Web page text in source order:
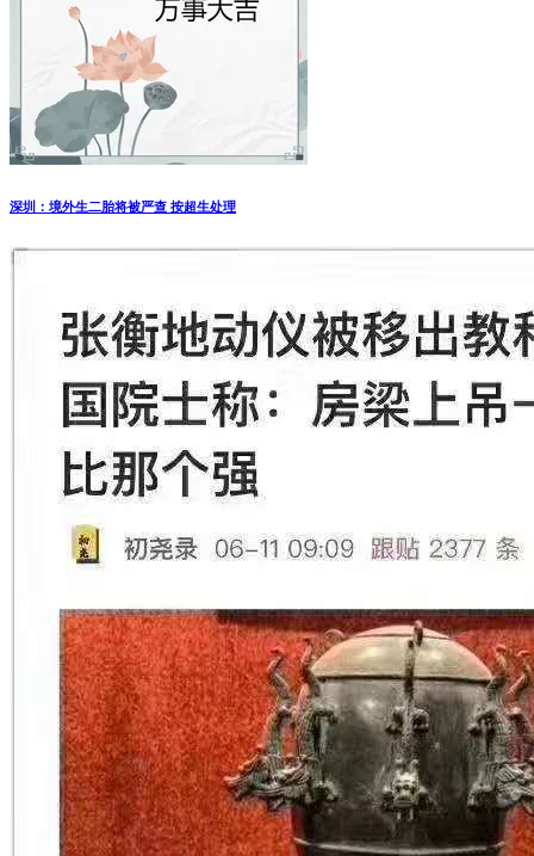
深圳：境外生二胎将被严查 按超生处理